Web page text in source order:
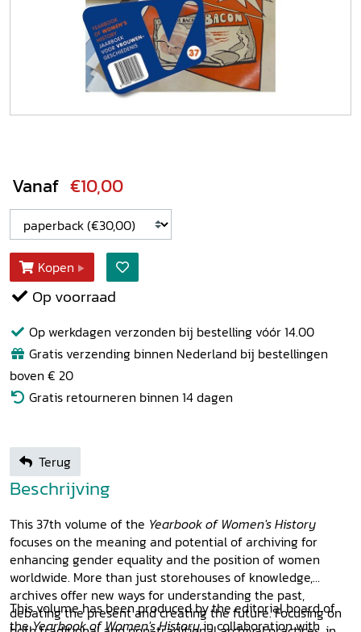
Vanaf €10,00
Kopen
Op voorraad
Op werkdagen verzonden bij bestelling vóór 14.00
Gratis verzending binnen Nederland bij bestellingen
boven € 20
Gratis retourneren binnen 14 dagen
Terug
Beschrijving
This 37th volume of the Yearbook of Women's History
focuses on the meaning and potential of archiving for
enhancing gender equality and the position of women
worldwide. More than just storehouses of knowledge,
archives offer new ways for understanding the past,
debating the present and creating the future. Focusing on
This volume has been produced by the editorial board of
theYearbook of Women's Historyin collaboration with